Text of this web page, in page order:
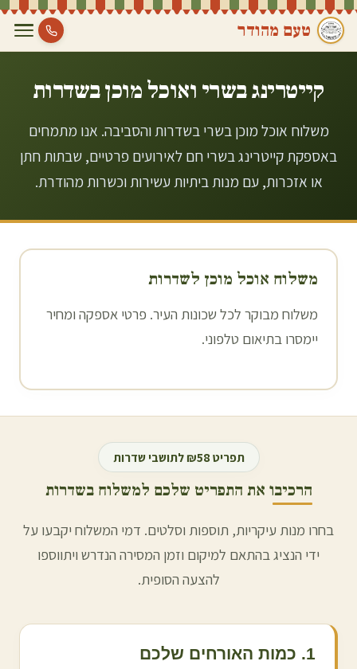
טעם מהודר
קייטרינג בשרי ואוכל מוכן בשדרות
משלוח אוכל מוכן בשרי בשדרות והסביבה. אנו מתמחים
באספקת קייטרינג בשרי חם לאירועים פרטיים, שבתות חתן
או אזכרות, עם מנות ביתיות עשירות וכשרות מהודרת.
משלוח אוכל מוכן לשדרות
משלוח מבוקר לכל שכונות העיר. פרטי אספקה ומחיר
יימסרו בתיאום טלפוני.
תפריט ₪58 לתושבי שדרות
הרכיבו את התפריט שלכם למשלוח בשדרות
בחרו מנות עיקריות, תוספות וסלטים. דמי המשלוח יקבעו על
ידי הנציג בהתאם למיקום וזמן המסירה הנדרש ויתווספו
להצעה הסופית.
1. כמות האורחים שלכם